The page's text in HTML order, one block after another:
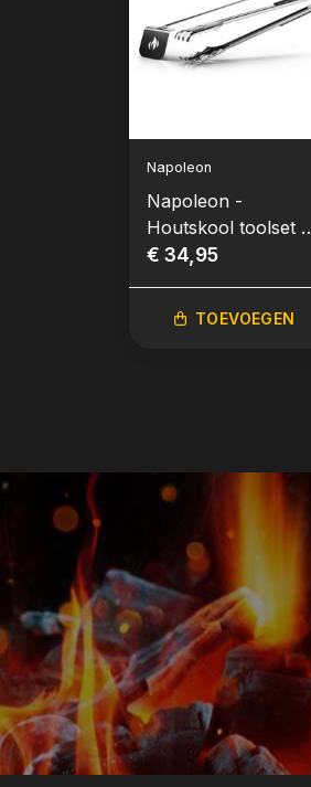
Napoleon
Napoleon -
Houtskool toolset 2
delig
€ 34,95
TOEVOEGEN